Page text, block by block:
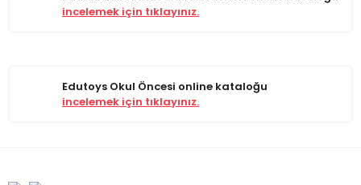
incelemek için tıklayınız.
Edutoys Okul Öncesi online kataloğu
incelemek için tıklayınız.